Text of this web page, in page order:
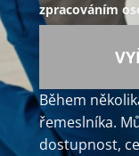
zpracováním
Během
řemeslníka.
dostupnost,